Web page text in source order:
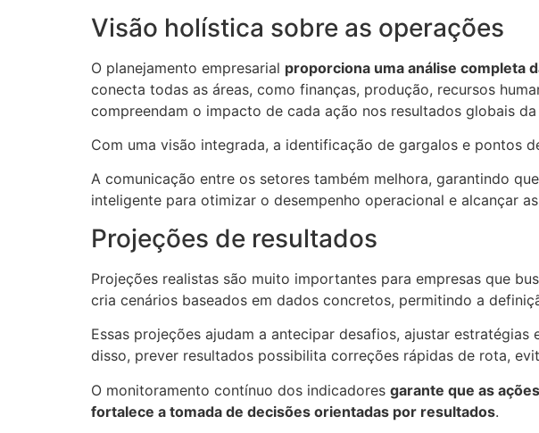
Visão holística sobre as operações
O planejamento empresarial proporciona uma análise completa
conecta todas as áreas, como finanças, produção, recursos
compreendam o impacto de cada ação nos resultados globais da
Com uma visão integrada, a identificação de gargalos e pontos
A comunicação entre os setores também melhora, garantindo
inteligente para otimizar o desempenho operacional e alcançar
Projeções de resultados
Projeções realistas são muito importantes para empresas que
cria cenários baseados em dados concretos, permitindo a
Essas projeções ajudam a antecipar desafios, ajustar
disso, prever resultados possibilita correções rápidas de rota,
O monitoramento contínuo dos indicadores garante que as
fortalece a tomada de decisões orientadas por resultados.